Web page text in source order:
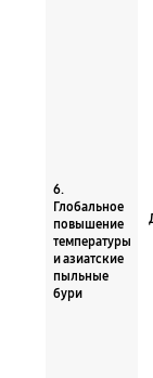
6.
Глобальное
повышение
температуры
и азиатские
пыльные
бури